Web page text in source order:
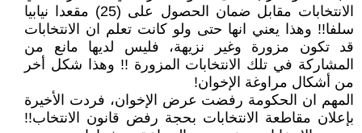
الانتخابات مقابل ضمان الحصول على (25) مقعدا نيابيا
سلفا!! وهذا يعني انها حتى ولو كانت تعلم ان الانتخابات
قد تكون مزورة وغير نزيهة، فليس لديها مانع من
المشاركة في تلك الانتخابات المزورة !! وهذا شكل أخر
من أشكال مراوغة الإخوان!
المهم ان الحكومة رفضت عرض الإخوان، فردت الأخيرة
بإعلان مقاطعة الانتخابات بحجة رفض قانون الانتخاب!!